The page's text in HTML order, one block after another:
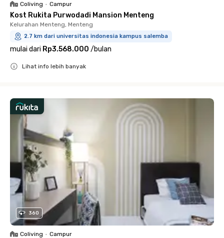
Coliving • Campur
Kost Rukita Purwodadi Mansion Menteng
Kelurahan Menteng, Menteng
2.7 km dari universitas indonesia kampus salemba
mulai dari Rp3.568.000 /bulan
Lihat info lebih banyak
360
Coliving • Campur